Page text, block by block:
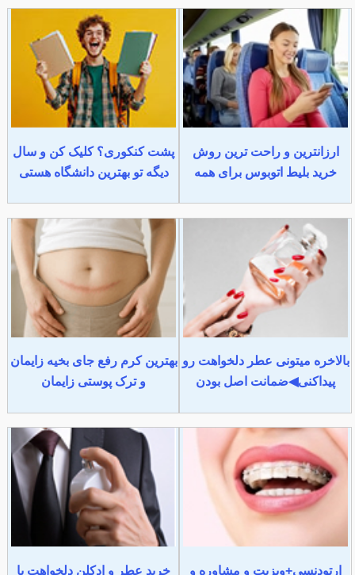
ارزانترین و راحت ترین روش
خرید بلیط اتوبوس برای همه
پشت کنکوری؟ کلیک کن و سال
دیگه تو بهترین دانشگاه هستی
بالاخره میتونی عطر دلخواهت رو
پیداکنی◀ضمانت اصل بودن
بهترین کرم رفع جای بخیه زایمان
و ترک پوستی زایمان
ارتودنسی+ویزیت و مشاوره و خرید عطر و ادکلن دلخواهت با